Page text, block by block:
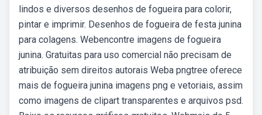
lindos e diversos desenhos de fogueira para colorir,
pintar e imprimir. Desenhos de fogueira de festa junina
para colagens. Webencontre imagens de fogueira
junina. Gratuitas para uso comercial não precisam de
atribuição sem direitos autorais Weba pngtree oferece
mais de fogueira junina imagens png e vetoriais, assim
como imagens de clipart transparentes e arquivos psd.